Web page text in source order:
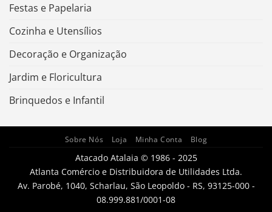
Festas e Papelaria
Cozinha e Utensílios
Decoração e Organização
Jardim e Floricultura
Brinquedos e Infantil
Sobre Nós Loja Minha Conta Blog
Atacado Atalaia © 1986 - 2025
Atlanta Comércio e Distribuidora de Utilidades Ltda.
Av. Parobé, 1040, Scharlau, São Leopoldo - RS, 93125-000 -
08.999.881/0001-08